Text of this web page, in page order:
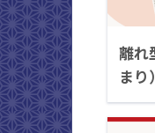
離れ
まり